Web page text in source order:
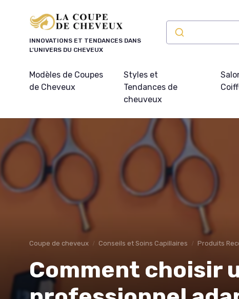
INNOVATIONS ET TENDANCES DANS
L'UNIVERS DU CHEVEUX
Modèles de Coupes
de Cheveux
Styles et
Tendances de
cheuveux
Coupe de cheveux Conseils et Soins Capillaires Produits
Comment choisir